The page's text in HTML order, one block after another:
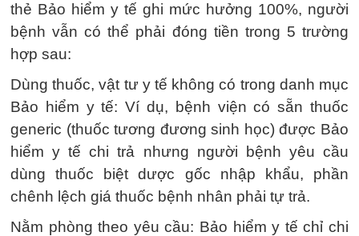
thẻ Bảo hiểm y tế ghi mức hưởng 100%, người
bệnh vẫn có thể phải đóng tiền trong 5 trường
hợp sau:
Dùng thuốc, vật tư y tế không có trong danh mục
Bảo hiểm y tế: Ví dụ, bệnh viện có sẵn thuốc
generic (thuốc tương đương sinh học) được Bảo
hiểm y tế chi trả nhưng người bệnh yêu cầu
dùng thuốc biệt dược gốc nhập khẩu, phần
chênh lệch giá thuốc bệnh nhân phải tự trả.
Nằm phòng theo yêu cầu: Bảo hiểm y tế chỉ chi